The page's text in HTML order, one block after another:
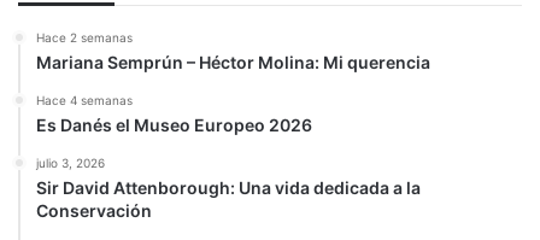
Hace 2 semanas
Mariana Semprún – Héctor Molina: Mi querencia
Hace 4 semanas
Es Danés el Museo Europeo 2026
julio 3, 2026
Sir David Attenborough: Una vida dedicada a la
Conservación